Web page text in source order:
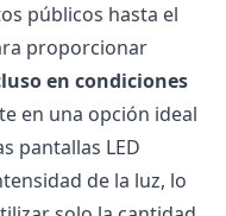
públicos hasta el
proporcionar
en condiciones
en una opción ideal
pantallas LED
de la luz, lo